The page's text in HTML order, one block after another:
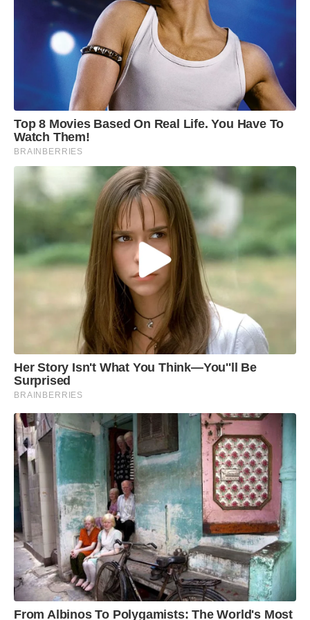
Top 8 Movies Based On Real Life. You Have To
Watch Them!
BRAINBERRIES
Her Story Isn't What You Think—You''ll Be
Surprised
BRAINBERRIES
From Albinos To Polygamists: The World's Most